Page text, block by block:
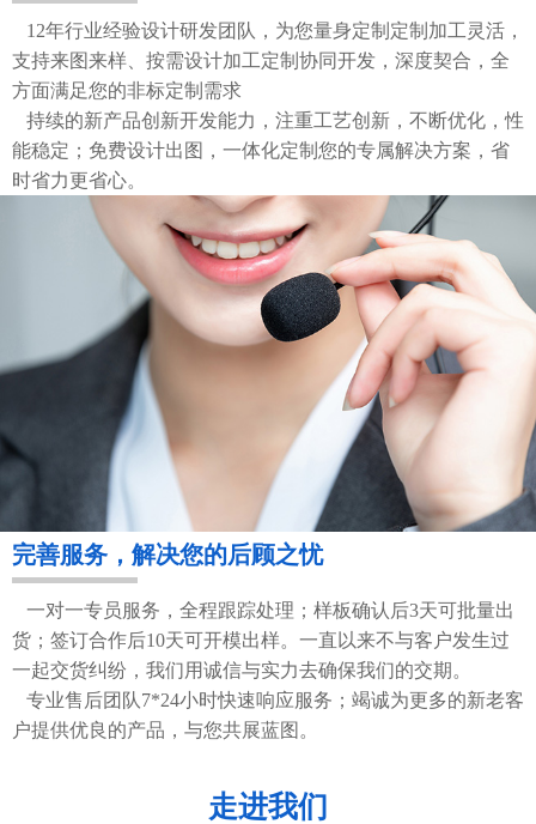
12年行业经验设计研发团队，为您量身定制定制加工灵活，
支持来图来样、按需设计加工定制协同开发，深度契合，全
方面满足您的非标定制需求
持续的新产品创新开发能力，注重工艺创新，不断优化，性
能稳定；免费设计出图，一体化定制您的专属解决方案，省
时省力更省心。
完善服务，解决您的后顾之忧
一对一专员服务，全程跟踪处理；样板确认后3天可批量出
货；签订合作后10天可开模出样。一直以来不与客户发生过
一起交货纠纷，我们用诚信与实力去确保我们的交期。
专业售后团队7*24小时快速响应服务；竭诚为更多的新老客
户提供优良的产品，与您共展蓝图。
走进我们